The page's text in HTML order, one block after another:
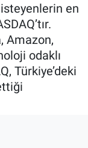
isteyenlerin en
Amazon,
odaklı
Türkiye’deki